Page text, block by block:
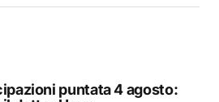
puntata 4 agosto: